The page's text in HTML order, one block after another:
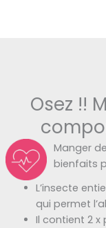
Osez !!
Manger
bienfaits
L’insecte
qui permet
Il contient 2 x